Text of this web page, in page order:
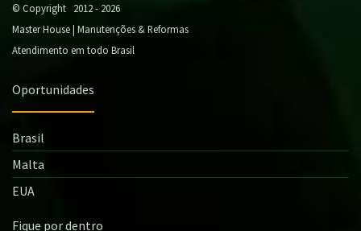
© Copyright 2012 - 2026
Master House | Manutenções & Reformas
Atendimento em todo Brasil
Oportunidades
Brasil
Malta
EUA
Fique por dentro